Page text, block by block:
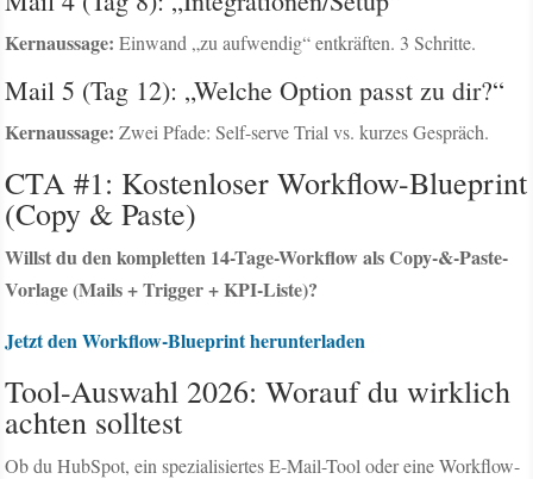
Kernaussage: Einwand „zu aufwendig“ entkräften. 3 Schritte.
Mail 5 (Tag 12): „Welche Option passt zu dir?“
Kernaussage: Zwei Pfade: Self-serve Trial vs. kurzes Gespräch.
CTA #1: Kostenloser Workflow-Blueprint
(Copy & Paste)
Willst du den kompletten 14-Tage-Workflow als Copy-&-Paste-
Vorlage (Mails + Trigger + KPI-Liste)?
Jetzt den Workflow-Blueprint herunterladen
Tool-Auswahl 2026: Worauf du wirklich
achten solltest
Ob du HubSpot, ein spezialisiertes E-Mail-Tool oder eine Workflow-